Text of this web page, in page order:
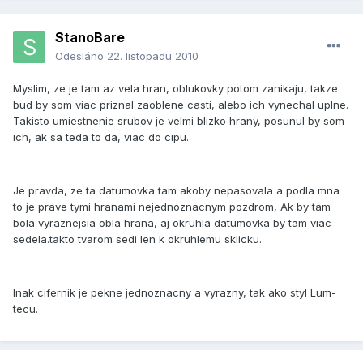
StanoBare
Odesláno 22. listopadu 2010
Myslim, ze je tam az vela hran, oblukovky potom zanikaju, takze
bud by som viac priznal zaoblene casti, alebo ich vynechal uplne.
Takisto umiestnenie srubov je velmi blizko hrany, posunul by som
ich, ak sa teda to da, viac do cipu.
Je pravda, ze ta datumovka tam akoby nepasovala a podla mna
to je prave tymi hranami nejednoznacnym pozdrom, Ak by tam
bola vyraznejsia obla hrana, aj okruhla datumovka by tam viac
sedela.takto tvarom sedi len k okruhlemu sklicku.
Inak cifernik je pekne jednoznacny a vyrazny, tak ako styl Lum-
tecu.